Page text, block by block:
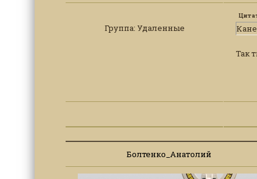
Группа: Удаленные
Так
Болтенко_Анатолий